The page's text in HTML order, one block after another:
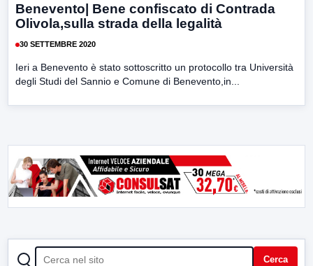
Benevento| Bene confiscato di Contrada
Olivola,sulla strada della legalità
30 SETTEMBRE 2020
Ieri a Benevento è stato sottoscritto un protocollo tra Università
degli Studi del Sannio e Comune di Benevento,in...
CERCA Cerca